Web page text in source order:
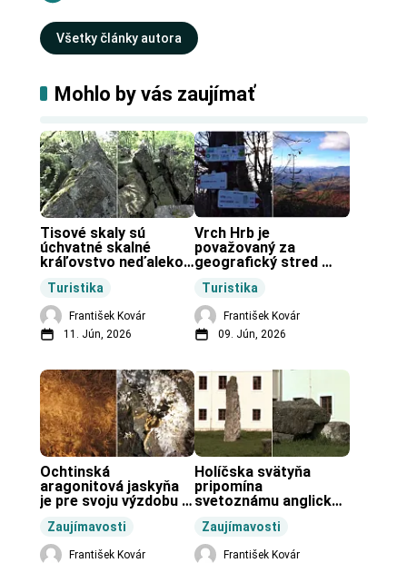
Všetky články autora
Mohlo by vás zaujímať
Turistika
Tisové skaly sú
úchvatné skalné
kráľovstvo neďaleko
František Kovár
11. Jún, 2026
Turistika
Vrch Hrb je
považovaný za
geografický stred
František Kovár
09. Jún, 2026
Zaujímavosti
Ochtinská
aragonitová jaskyňa
je pre svoju výzdobu
vo svete.
František Kovár
Zaujímavosti
Holíčska svätyňa
pripomína
svetoznámu anglickú
František Kovár